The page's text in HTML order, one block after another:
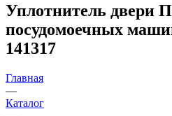
Уплотнитель двери
посудомоечных
141317
Главная
—
Каталог